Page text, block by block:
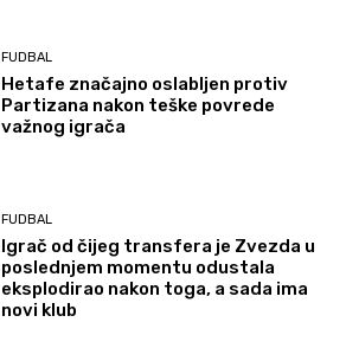
FUDBAL
Hetafe značajno oslabljen protiv
Partizana nakon teške povrede
važnog igrača
FUDBAL
Igrač od čijeg transfera je Zvezda u
poslednjem momentu odustala
eksplodirao nakon toga, a sada ima
novi klub